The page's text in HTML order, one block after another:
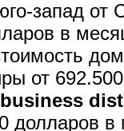
запад от
в
от
долларов